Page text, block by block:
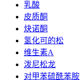
乳酸
皮质酮
炔诺酮
氢化可的松
维生素A
泼尼松龙
对甲苯硫酰苯胺